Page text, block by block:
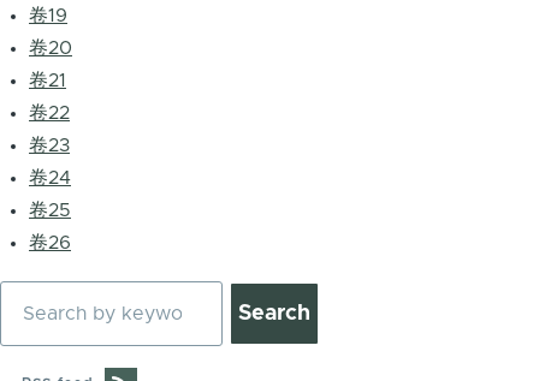
卷19
卷20
卷21
卷22
卷23
卷24
卷25
卷26